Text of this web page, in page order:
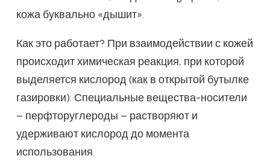
кожа буквально «дышит».
Как это работает? При взаимодействии с кожей
происходит химическая реакция, при которой
выделяется кислород (как в открытой бутылке
газировки). Специальные вещества-носители
– перфторуглероды – растворяют и
удерживают кислород до момента
использования.